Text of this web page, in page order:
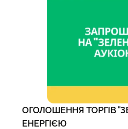
ОГОЛОШЕННЯ ТОРГІВ
ЕНЕРГІЄЮ